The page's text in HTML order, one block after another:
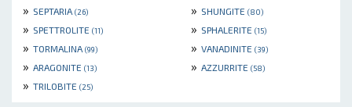
» SEPTARIA (26) » SHUNGITE (80)
» SPETTROLITE (11) » SPHALERITE (15)
» TORMALINA (99) » VANADINITE (39)
» ARAGONITE (13) » AZZURRITE (58)
» TRILOBITE (25)